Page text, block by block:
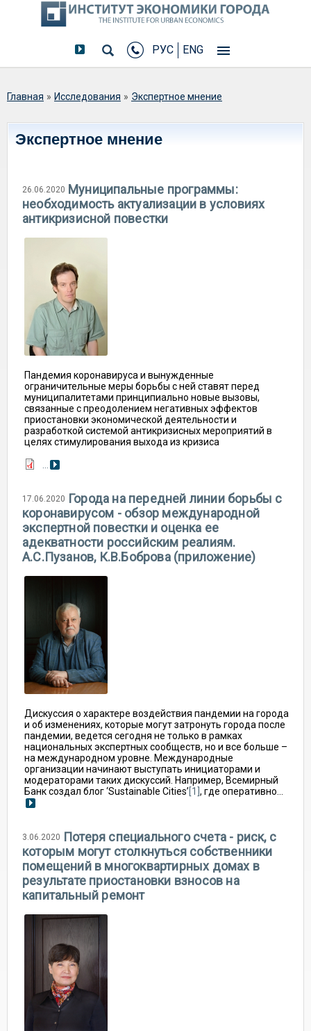
РУС ENG
Вы здесь
Главная » Исследования » Экспертное мнение
Экспертное мнение
26.06.2020 Муниципальные программы:
необходимость актуализации в условиях
антикризисной повестки
Пандемия коронавируса и вынужденные
ограничительные меры борьбы с ней ставят перед
муниципалитетами принципиально новые вызовы,
связанные с преодолением негативных эффектов
приостановки экономической деятельности и
разработкой системой антикризисных мероприятий в
целях стимулирования выхода из кризиса
17.06.2020 Города на передней линии борьбы с
коронавирусом - обзор международной
экспертной повестки и оценка ее
адекватности российским реалиям.
А.С.Пузанов, К.В.Боброва (приложение)
Дискуссия о характере воздействия пандемии на города
и об изменениях, которые могут затронуть города после
пандемии, ведется сегодня не только в рамках
национальных экспертных сообществ, но и все больше –
на международном уровне. Международные
организации начинают выступать инициаторами и
модераторами таких дискуссий. Например, Всемирный
Банк создал блог ‘Sustainable Cities’ [1] , где оперативно...
3.06.2020 Потеря специального счета - риск, с
которым могут столкнуться собственники
помещений в многоквартирных домах в
результате приостановки взносов на
капитальный ремонт